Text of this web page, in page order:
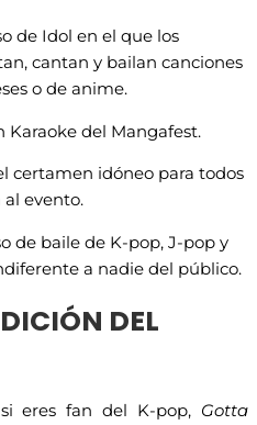
de Idol en el que los
cantan y bailan canciones
o de anime.
Karaoke del Mangafest.
certamen idóneo para todos
al evento.
de baile de K-pop, J-pop y
a nadie del público.
DEL
eres fan del K-pop, Gotta